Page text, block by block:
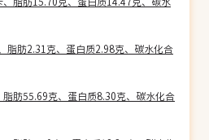
脂肪2.31克、蛋白质2.98克、碳水化合
肪55.69克、蛋白质8.30克、碳水化合